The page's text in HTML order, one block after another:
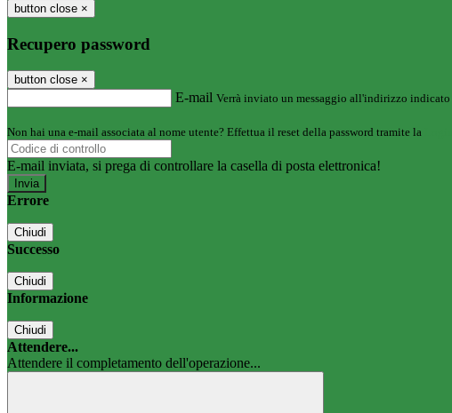
button close ×
Recupero password
button close ×
E-mail Verrà inviato un messaggio all'indirizzo
Non hai una e-mail associata al nome utente? Effettua il reset della password tramite la
E-mail inviata, si prega di controllare la casella di posta elettronica!
Errore
Chiudi
Successo
Chiudi
Informazione
Chiudi
Attendere...
Attendere il completamento dell'operazione...